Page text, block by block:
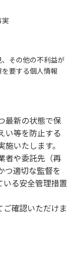
実
その他の不利益が
要する個人情報
最新の状態で保
い等を防止する
いたします。
者や委託先（再
つ適切な監督を
いる安全管理措置
確認いただけま